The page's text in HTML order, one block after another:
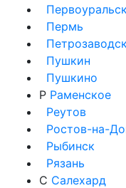
Первоуральск
Пермь
Петрозаводск
Пушкин
Пушкино
Р Раменское
Реутов
Ростов-на-
Рыбинск
Рязань
С Салехард